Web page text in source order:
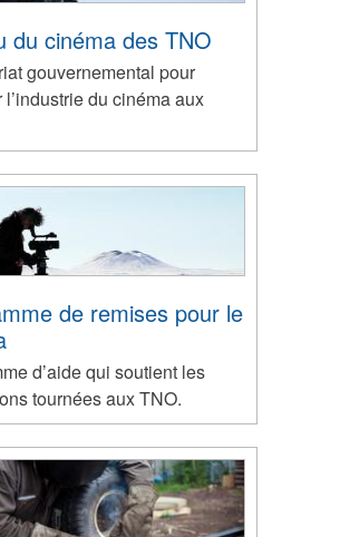
du cinéma des TNO
gouvernemental pour
du cinéma aux
de remises pour le
d’aide qui soutient les
tournées aux TNO.